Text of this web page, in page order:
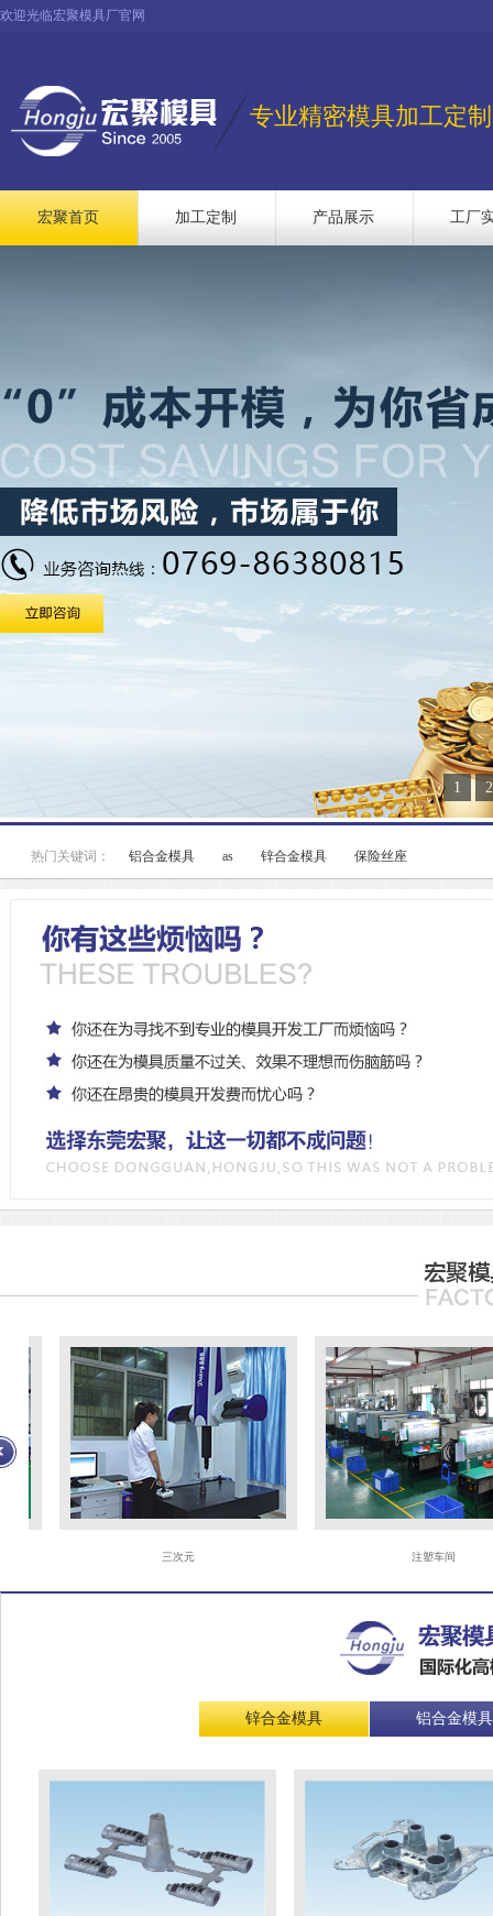
欢迎光临宏聚模具厂官网
专业精密模具加工定制
宏聚首页 加工定制 产品展示 工厂
1 2
热门关键词： 铝合金模具 as 锌合金模具 保险丝座
注塑车间
锌合金模具 铝合金模具